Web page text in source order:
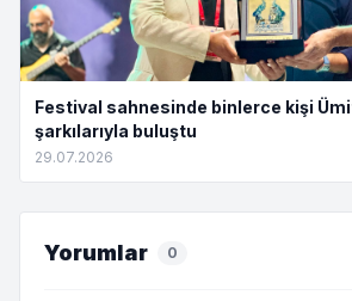
Festival sahnesinde binlerce kişi
şarkılarıyla buluştu
29.07.2026
Yorumlar 0